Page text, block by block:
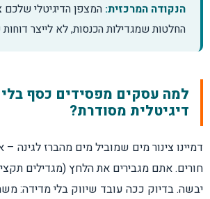
משפך המרות: איפה הגולשים
מדידה דיגיטלית ופרטיות
דשבורד ניהולי שמייצר החלטות תוך 5 דקות
הנקודה המרכזית: המצפן הדיגיטלי שלכם
החלטות שמגדילות הכנסות, לא לייצר
למה עסקים מפסידים כסף
דיגיטלית מסודרת?
דמיינו צינור מים שמוביל מים מהברז לגינה
חורים. אתם מגבירים את הלחץ (מגדילים
יבשה. בדיוק ככה עובד שיווק בלי מדידה: